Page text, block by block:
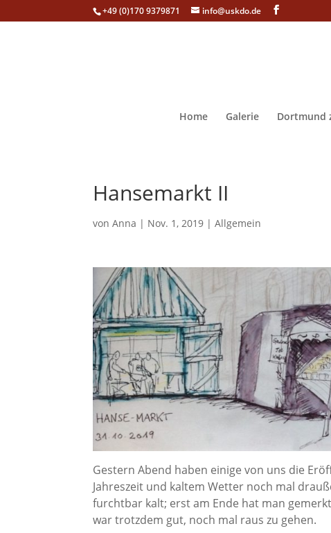
+49 (0)170 9379871 info@uskdo.de
Home Galerie Dortmund
Hansemarkt II
vonAnna | Nov. 1, 2019 |Allgemein
Gestern Abend haben einige von uns die
Jahreszeit und kaltem Wetter noch mal
furchtbar kalt; erst am Ende hat man
war trotzdem gut, noch mal raus zu gehen.